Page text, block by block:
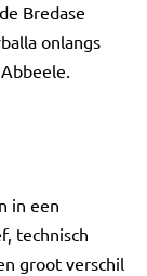
Bredase
onlangs
in een
technisch
groot verschil